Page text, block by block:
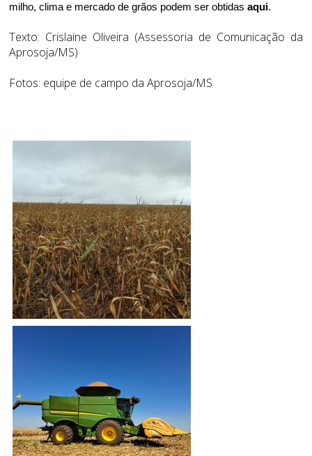
milho, clima e mercado de grãos podem ser obtidas aqui.
Texto: Crislaine Oliveira (Assessoria de Comunicação da
Aprosoja/MS)
Fotos: equipe de campo da Aprosoja/MS